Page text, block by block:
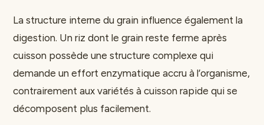
La structure interne du grain influence également la
digestion. Un riz dont le grain reste ferme après
cuisson possède une structure complexe qui
demande un effort enzymatique accru à l’organisme,
contrairement aux variétés à cuisson rapide qui se
décomposent plus facilement.